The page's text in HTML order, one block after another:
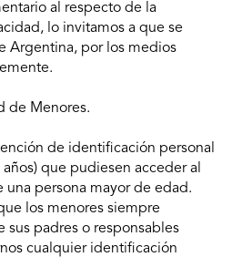
al respecto de la
lo invitamos a que se
Argentina, por los medios
de Menores.
de identificación personal
que pudiesen acceder al
una persona mayor de edad.
los menores siempre
sus padres o responsables
cualquier identificación